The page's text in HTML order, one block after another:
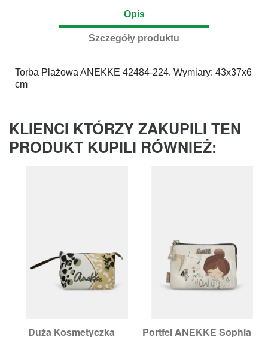
Opis
Szczegóły produktu
Torba Plażowa ANEKKE 42484-224. Wymiary: 43x37x6
cm
KLIENCI KTÓRZY ZAKUPILI TEN
PRODUKT KUPILI RÓWNIEŻ:
Duża Kosmetyczka
Portfel ANEKKE Sophia